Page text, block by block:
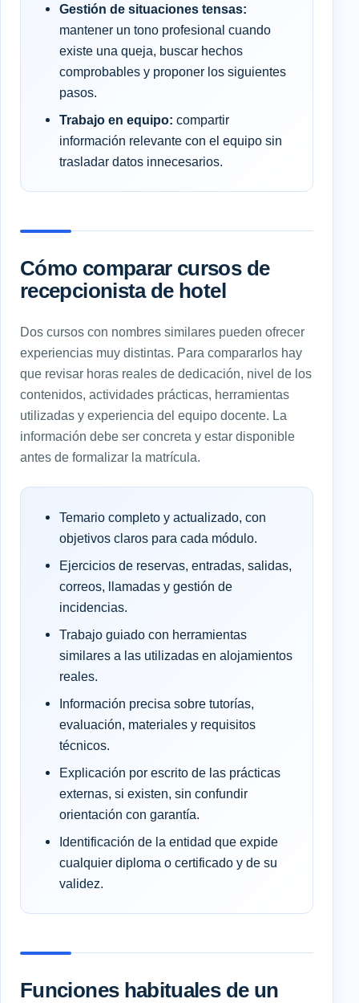
Gestión de situaciones tensas:
mantener un tono profesional cuando
existe una queja, buscar hechos
comprobables y proponer los siguientes
pasos.
Trabajo en equipo: compartir
información relevante con el equipo sin
trasladar datos innecesarios.
Cómo comparar cursos de
recepcionista de hotel
Dos cursos con nombres similares pueden ofrecer
experiencias muy distintas. Para compararlos hay
que revisar horas reales de dedicación, nivel de los
contenidos, actividades prácticas, herramientas
utilizadas y experiencia del equipo docente. La
información debe ser concreta y estar disponible
antes de formalizar la matrícula.
Temario completo y actualizado, con
objetivos claros para cada módulo.
Ejercicios de reservas, entradas, salidas,
correos, llamadas y gestión de
incidencias.
Trabajo guiado con herramientas
similares a las utilizadas en alojamientos
reales.
Información precisa sobre tutorías,
evaluación, materiales y requisitos
técnicos.
Explicación por escrito de las prácticas
externas, si existen, sin confundir
orientación con garantía.
Identificación de la entidad que expide
cualquier diploma o certificado y de su
validez.
Funciones habituales de un